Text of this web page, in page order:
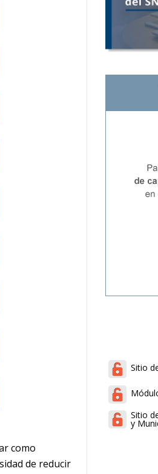
como
de reducir
Sitio
Sitio
y